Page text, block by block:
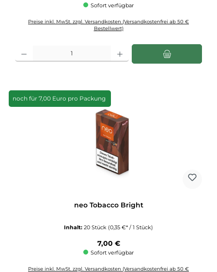
Sofort verfügbar
Preise inkl. MwSt. zzgl. Versandkosten (Versandkostenfrei ab 50 €
Bestellwert)
Produkt Anzahl: Gib den gewünschten Wert ein oder benutze die Schaltflächen
noch für 7,00 Euro pro Packung
neo Tobacco Bright
Inhalt: 20 Stück (0,35 €* / 1 Stück)
Regulärer Preis:
7,00 €
Sofort verfügbar
Preise inkl. MwSt. zzgl. Versandkosten (Versandkostenfrei ab 50 €